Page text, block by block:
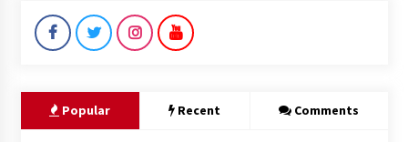
Popular Recent Comments